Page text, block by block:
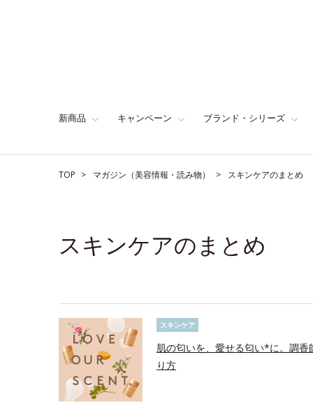
新商品 キャンペーン ブランド・シリーズ
TOP マガジン（美容情報・読み物） スキンケアのまとめ
スキンケアのまとめ
スキンケア
肌の匂いを、愛せる匂い*に。調
り方